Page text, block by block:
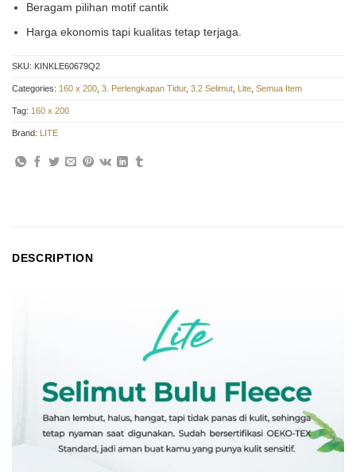
Beragam pilihan motif cantik
Harga ekonomis tapi kualitas tetap terjaga.
SKU: KINKLE60679Q2
Categories: 160 x 200 3. Perlengkapan Tidur, 3.2 Selimut Lite Semua Item
Tag: 160 x 200
Brand: LITE
DESCRIPTION